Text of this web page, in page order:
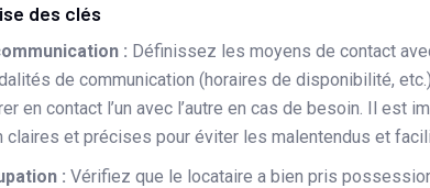
des clés
: Définissez les moyens de contact
de communication (horaires de disponibilité,
en contact l’un avec l’autre en cas de besoin. Il est
claires et précises pour éviter les malentendus et
: Vérifiez que le locataire a bien pris